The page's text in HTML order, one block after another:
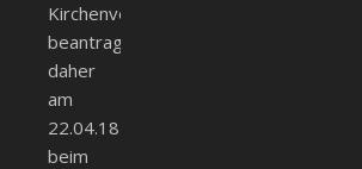
Kirchenverwaltung
beantragte
daher
am
22.04.1850
beim